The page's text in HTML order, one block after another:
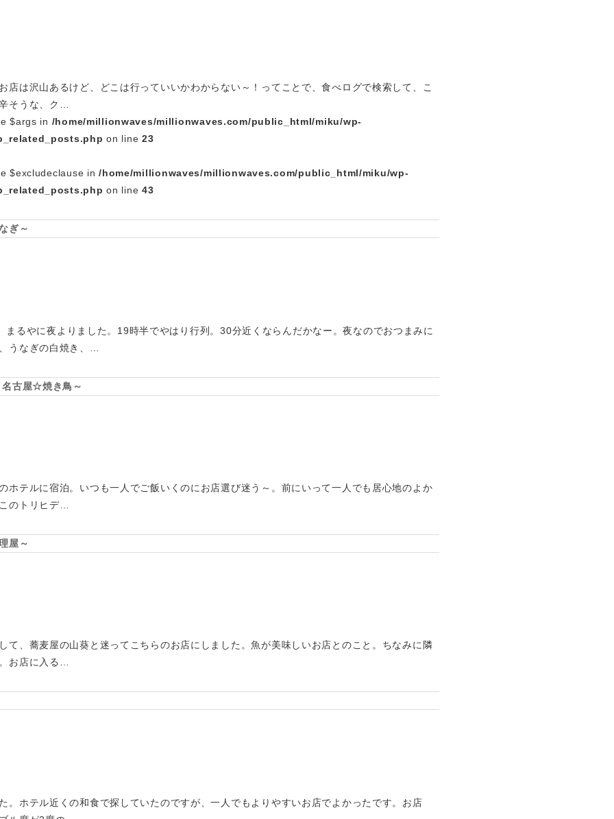
店は沢山あるけど、どこは行っていいかわからない～！ってことで、食べログで検索して、こ
そうな、ク…
$args in /home/millionwaves/millionwaves.com/public_html/miku/wp-
on line23
$excludeclause in/home/millionwaves/millionwaves.com/public_html/miku/wp-
on line43
ぎ～
るやに夜よりました。19時半でやはり行列。30分近くならんだかなー。夜なのでおつまみに
うなぎの白焼き、…
古屋☆焼き鳥～
ホテルに宿泊。いつも一人でご飯いくのにお店選び迷う～。前にいって一人でも居心地のよか
のトリヒデ…
屋～
て、蕎麦屋の山葵と迷ってこちらのお店にしました。魚が美味しいお店とのこと。ちなみに隣
お店に入る…
。ホテル近くの和食で探していたのですが、一人でもよりやすいお店でよかったです。お店